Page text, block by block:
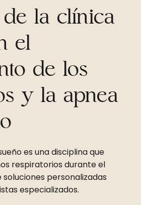
la clínica
el
de los
y la apnea
es una disciplina que
respiratorios durante el
personalizadas
especializados.